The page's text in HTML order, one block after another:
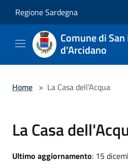
Regione Sardegna
Comune di
d'Arcidano
Home > La Casa dell'Acqua
La Casa
Ultimo aggiornamento: 15